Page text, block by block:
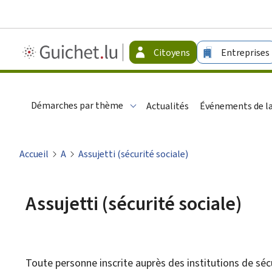
Guichet.lu
-
Citoyens Entreprises
Démarches par thème Actualités Événements de
Accueil A Assujetti (sécurité sociale)
Assujetti (sécurité sociale)
Toute personne inscrite auprès des institutions de